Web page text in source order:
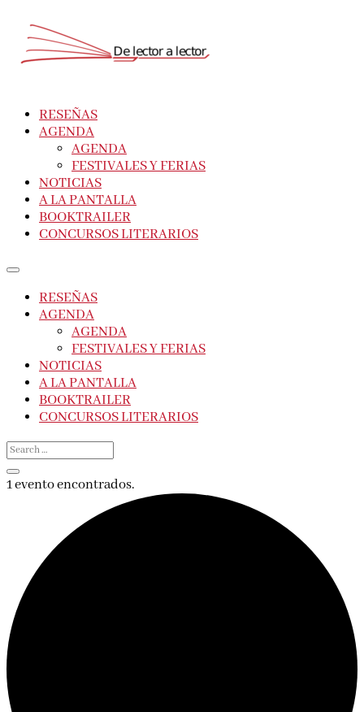
RESEÑAS
AGENDA
AGENDA
FESTIVALES Y FERIAS
NOTICIAS
A LA PANTALLA
BOOKTRAILER
CONCURSOS LITERARIOS
RESEÑAS
AGENDA
AGENDA
FESTIVALES Y FERIAS
NOTICIAS
A LA PANTALLA
BOOKTRAILER
CONCURSOS LITERARIOS
1 evento encontrados.